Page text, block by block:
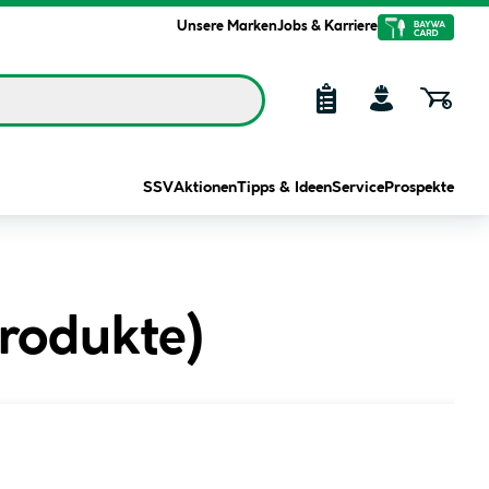
Unsere MarkenJobs & Karriere
SSVAktionenTipps & IdeenService Prospekte
)